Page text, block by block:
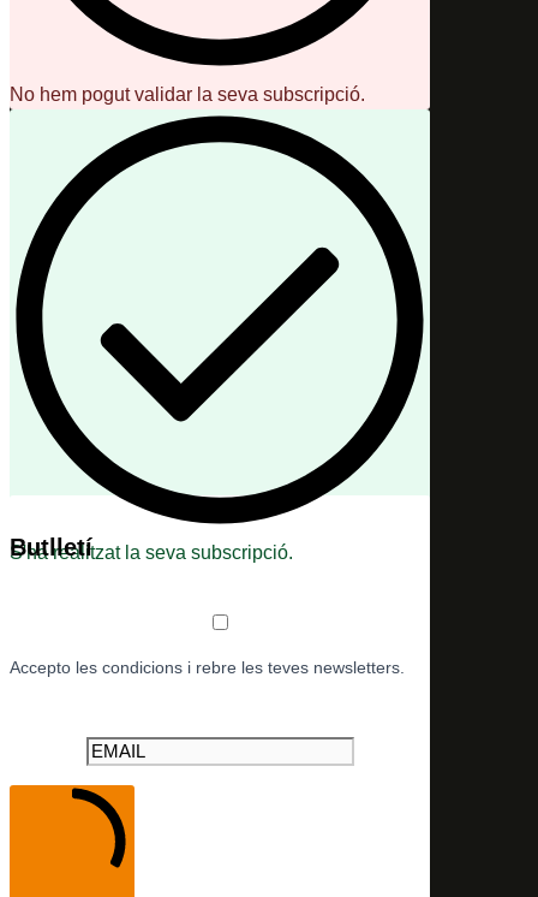
No hem pogut validar la seva subscripció.
S'ha realitzat la seva subscripció.
Butlletí
Accepto les condicions i rebre les teves newsletters.